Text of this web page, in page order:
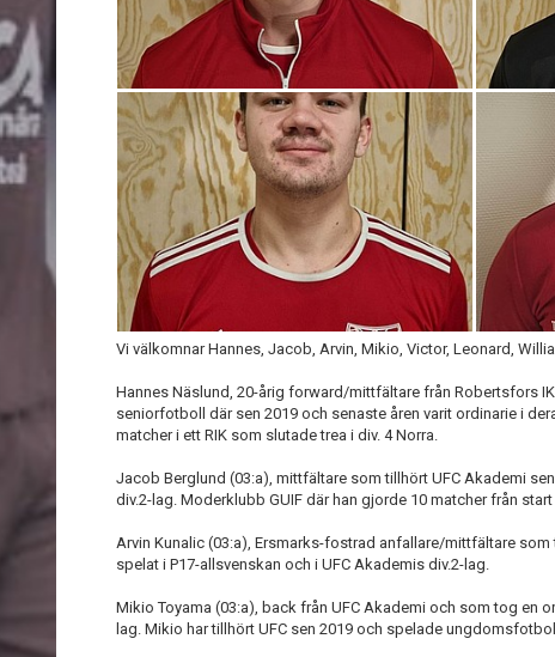
Vi välkomnar Hannes, Jacob, Arvin, Mikio, Victor, Leonard,
Hannes Näslund, 20-årig forward/mittfältare från Robertsfors
seniorfotboll där sen 2019 och senaste åren varit ordinarie i
matcher i ett RIK som slutade trea i div. 4 Norra.
Jacob Berglund (03:a), mittfältare som tillhört UFC Akademi
div.2-lag. Moderklubb GUIF där han gjorde 10 matcher från start
Arvin Kunalic (03:a), Ersmarks-fostrad anfallare/mittfältare som
spelat i P17-allsvenskan och i UFC Akademis div.2-lag.
Mikio Toyama (03:a), back från UFC Akademi och som tog en
lag. Mikio har tillhört UFC sen 2019 och spelade